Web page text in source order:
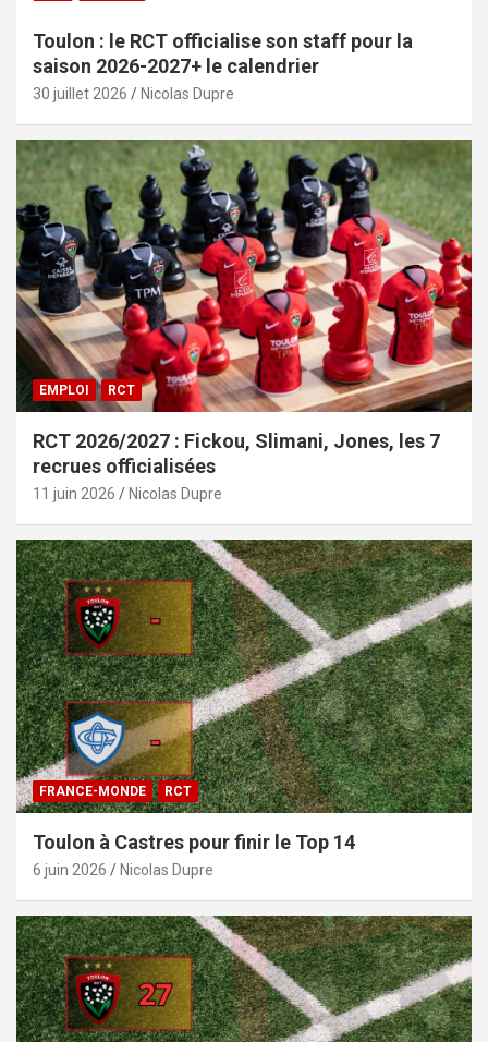
Toulon : le RCT officialise son staff pour la
saison 2026-2027+ le calendrier
30 juillet 2026 Nicolas Dupre
EMPLOI RCT
RCT 2026/2027 : Fickou, Slimani, Jones, les 7
recrues officialisées
11 juin 2026 Nicolas Dupre
FRANCE-MONDE RCT
Toulon à Castres pour finir le Top 14
6 juin 2026 Nicolas Dupre